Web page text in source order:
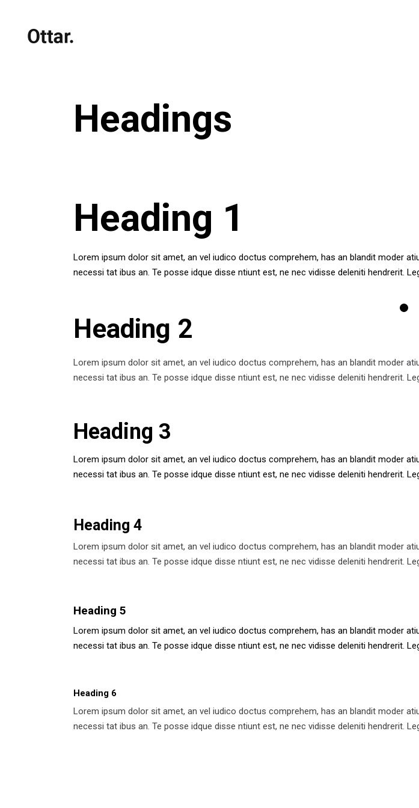
Headings
Heading 1
Lorem ipsum dolor sit amet, an vel iudico doctus comprehem, has an blandit moder
necessi tat ibus an. Te posse idque disse ntiunt est, ne nec vidisse deleniti hendrerit.
Heading 2
Lorem ipsum dolor sit amet, an vel iudico doctus comprehem, has an blandit moder
necessi tat ibus an. Te posse idque disse ntiunt est, ne nec vidisse deleniti hendrerit.
Heading 3
Lorem ipsum dolor sit amet, an vel iudico doctus comprehem, has an blandit moder
necessi tat ibus an. Te posse idque disse ntiunt est, ne nec vidisse deleniti hendrerit.
Heading 4
Lorem ipsum dolor sit amet, an vel iudico doctus comprehem, has an blandit moder
necessi tat ibus an. Te posse idque disse ntiunt est, ne nec vidisse deleniti hendrerit.
Heading 5
Lorem ipsum dolor sit amet, an vel iudico doctus comprehem, has an blandit moder
necessi tat ibus an. Te posse idque disse ntiunt est, ne nec vidisse deleniti hendrerit.
Heading 6
Lorem ipsum dolor sit amet, an vel iudico doctus comprehem, has an blandit moder
necessi tat ibus an. Te posse idque disse ntiunt est, ne nec vidisse deleniti hendrerit.